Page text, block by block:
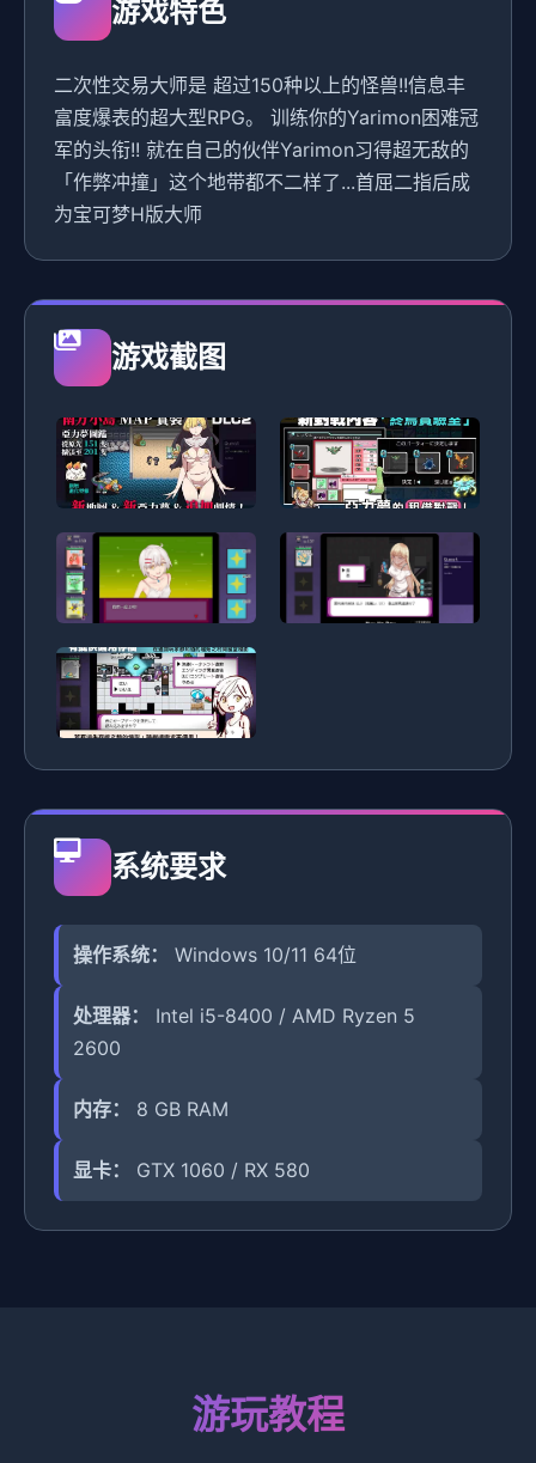
游戏特色
二次性交易大师是 超过150种以上的怪兽!!信息丰
富度爆表的超大型RPG。 训练你的Yarimon困难冠
军的头衔!! 就在自己的伙伴Yarimon习得超无敌的
「作弊冲撞」这个地带都不二样了...首屈二指后成
为宝可梦H版大师
游戏截图
系统要求
操作系统： Windows 10/11 64位
处理器：
Intel i5-8400 / AMD Ryzen 5
2600
内存： 8 GB RAM
显卡： GTX 1060 / RX 580
游玩教程